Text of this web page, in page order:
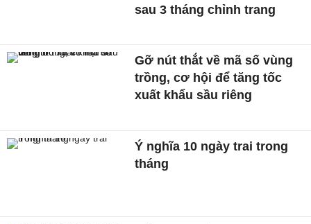
sau 3 tháng chỉnh trang
Gỡ nút thắt về mã số vùng
trồng, cơ hội để tăng tốc
xuất khẩu sầu riêng
Ý nghĩa 10 ngày trai trong
tháng